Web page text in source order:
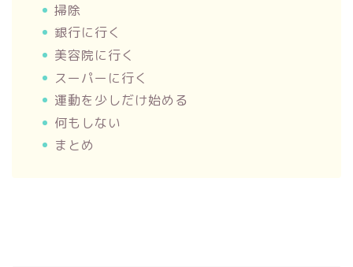
掃除
銀行に行く
美容院に行く
スーパーに行く
運動を少しだけ始める
何もしない
まとめ